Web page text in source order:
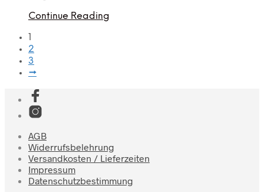
Continue Reading
1
2
3
→
AGB
Widerrufsbelehrung
Versandkosten / Lieferzeiten
Impressum
Datenschutzbestimmung